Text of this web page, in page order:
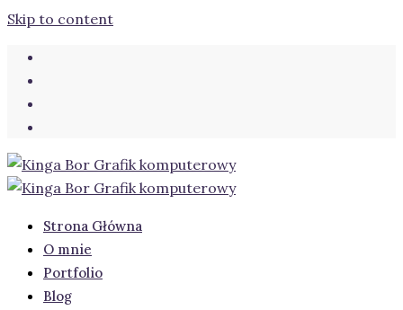
Skip to content
Strona Główna
O mnie
Portfolio
Blog